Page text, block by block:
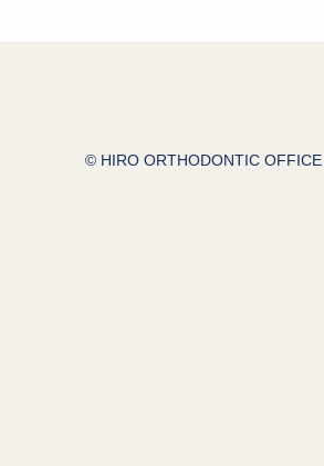
© HIRO ORTHODONTIC OFFICE